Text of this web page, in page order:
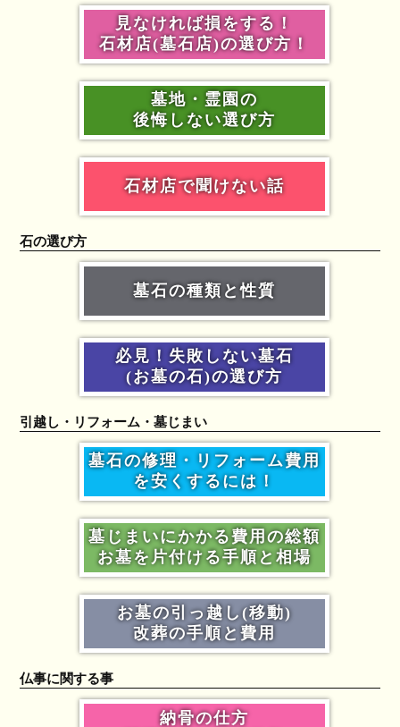
見なければ損をする！
石材店(墓石店)の選び方！
墓地・霊園の
後悔しない選び方
石材店で聞けない話
石の選び方
墓石の種類と性質
必見！失敗しない墓石
(お墓の石)の選び方
引越し・リフォーム・墓じまい
墓石の修理・リフォーム費用
を安くするには！
墓じまいにかかる費用の総額
お墓を片付ける手順と相場
お墓の引っ越し(移動)
改葬の手順と費用
仏事に関する事
納骨の仕方